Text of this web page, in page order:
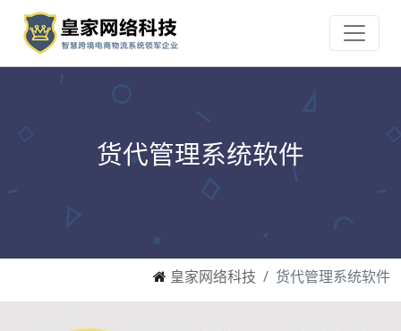
货代管理系统软件
皇家网络科技 货代管理系统软件